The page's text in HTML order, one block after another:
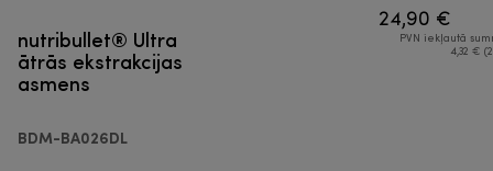
nutribullet® Ultra
ātrās ekstrakcijas
asmens
BDM-BA026DL
24,90 €
PVN iekļautā
4,32 €